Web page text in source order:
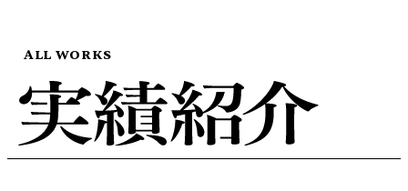
ALL WORKS